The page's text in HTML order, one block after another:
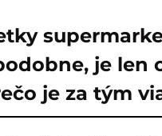
je len
je za tým